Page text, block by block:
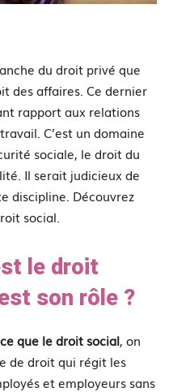
du droit privé que
des affaires. Ce dernier
rapport aux relations
C’est un domaine
sociale, le droit du
Il serait judicieux de
discipline. Découvrez
social.
le droit
son rôle ?
que le droit social, on
de droit qui régit les
et employeurs sans